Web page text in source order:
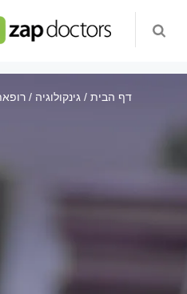
דף הבית גינקולוגיה